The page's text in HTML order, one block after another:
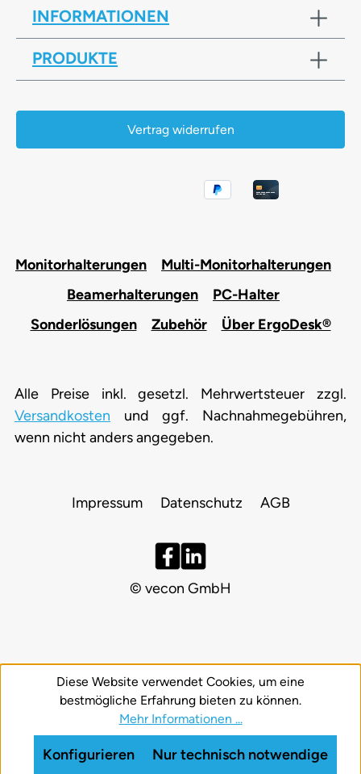
INFORMATIONEN
PRODUKTE
Vertrag widerrufen
Monitorhalterungen
Multi-Monitorhalterungen
Beamerhalterungen
PC-Halter
Sonderlösungen
Zubehör Über ErgoDesk®
Alle Preise inkl. gesetzl. Mehrwertsteuer zzgl.
Versandkosten und ggf. Nachnahmegebühren,
wenn nicht anders angegeben.
Impressum Datenschutz AGB
© vecon GmbH
Diese Website verwendet Cookies, um eine
bestmögliche Erfahrung bieten zu können.
Mehr Informationen ...
Nur technisch notwendige
Konfigurieren